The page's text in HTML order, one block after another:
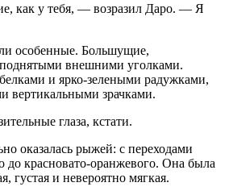
как у тебя, — возразил Даро. — Я
особенные. Большущие,
внешними уголками.
и ярко-зелеными радужками,
вертикальными зрачками.
глаза, кстати.
оказалась рыжей: с переходами
до красновато-оранжевого. Она была
густая и невероятно мягкая.